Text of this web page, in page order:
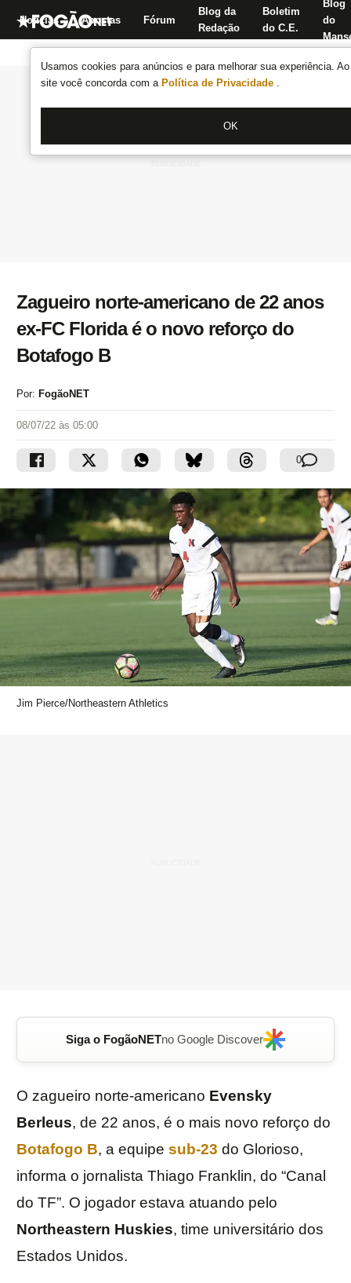
Usamos cookies para anúncios e para melhorar sua experiência.
site você concorda com a Política de Privacidade .
OK
Notícias Apostas Fórum
Blog da
Redação
Boletim
do C.E.
Blog
do
Zagueiro norte-americano de 22 anos
ex-FC Florida é o novo reforço do
Botafogo B
Por: FogãoNET
08/07/22 às 05:00
0
Jim Pierce/Northeastern Athletics
Siga o FogãoNETno Google Discover
O zagueiro norte-americano Evensky
Berleus, de 22 anos, é o mais novo reforço do
Botafogo B, a equipe sub-23 do Glorioso,
informa o jornalista Thiago Franklin, do “Canal
do TF”. O jogador estava atuando pelo
Northeastern Huskies, time universitário dos
Estados Unidos.